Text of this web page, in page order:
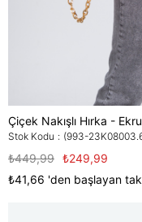
Çiçek Nakışlı Hırka - Ekru
Stok Kodu (993-
₺449,99 ₺249,99
₺41,66 'den başlayan